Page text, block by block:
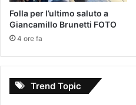
Folla per l’ultimo saluto a
Giancamillo Brunetti FOTO
4 ore fa
Trend Topic